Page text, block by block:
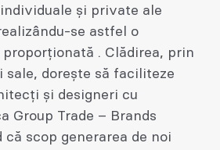
și private ale
se astfel o
. Clădirea, prin
dorește să faciliteze
și designeri cu
Group Trade – Brands
că scop generarea de noi